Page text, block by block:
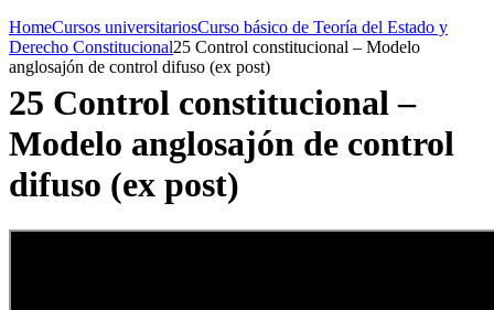
HomeCursos universitariosCurso básico de Teoría del Estado y
Derecho Constitucional25 Control constitucional – Modelo
anglosajón de control difuso (ex post)
25 Control constitucional –
Modelo anglosajón de control
difuso (ex post)